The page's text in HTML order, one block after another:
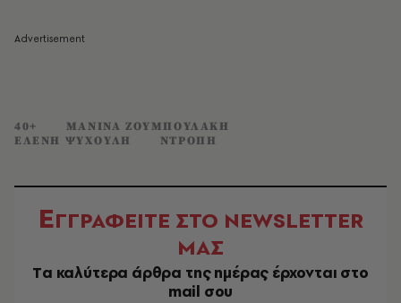
40+
ΜΑΝΙΝΑ ΖΟΥΜΠΟΥΛΑΚΗ
ΕΛΕΝΗ ΨΥΧΟΥΛΗ
ΝΤΡΟΠΗ
ΕΓΓΡΑΦΕΙΤΕ ΣΤΟ NEWSLETTER
ΜΑΣ
Tα καλύτερα άρθρα της ημέρας έρχονται στο
mail σου